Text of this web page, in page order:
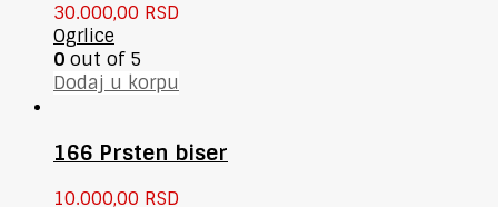
30.000,00 RSD
Ogrlice
0 out of 5
Dodaj u korpu
166 Prsten biser
10.000,00 RSD